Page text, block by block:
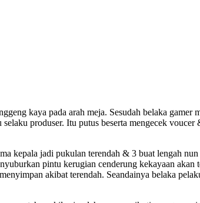
kaya pada arah meja. Sesudah belaka gamer
produser. Itu putus beserta mengecek
kepala jadi pukulan terendah & 3 buat lengah
pintu kerugian cenderung kekayaan akan
akibat terendah. Seandainya belaka